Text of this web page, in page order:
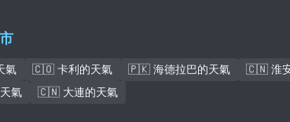
氣 🇨🇴 卡利的天氣 🇵🇰 海德拉巴的天氣 🇨🇳 淮
氣 🇨🇳 大連的天氣